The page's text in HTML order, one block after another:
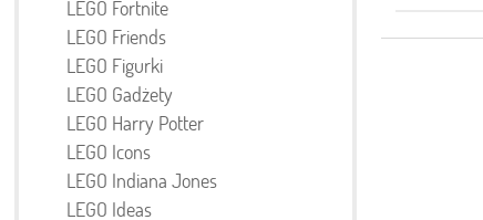
LEGO Fortnite
LEGO Friends
LEGO Figurki
LEGO Gadżety
LEGO Harry Potter
LEGO Icons
LEGO Indiana Jones
LEGO Ideas